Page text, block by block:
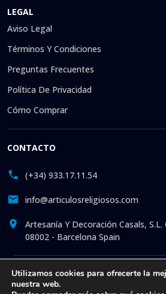
LEGAL
Aviso Legal
Términos Y Condiciones
Preguntas Frecuentes
Política De Privacidad
Cómo Comprar
CONTACTO
(+34) 933.17.11.54
info@articulosreligiosos.com
Artesanía Y Decoración Casals,
08002 - Barcelona Spain
© 2026 © 1992-presente Artesanía y
Reservados todos los derechos.
Utilizamos cookies para ofrecerte la
nuestra web.